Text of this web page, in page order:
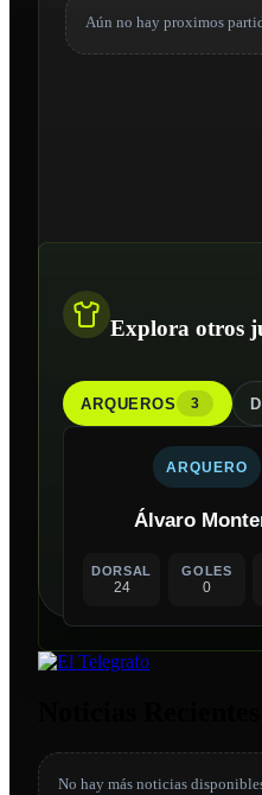
Aún no hay proximos
Explora otros
ARQUEROS 3
ARQUERO
Álvaro
DORSAL
24
GOLES
0
No hay más noticias